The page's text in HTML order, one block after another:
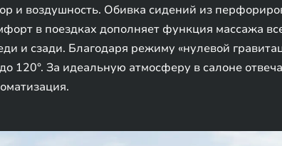
и воздушность. Обивка сидений из
в поездках дополняет функция массажа
и сзади. Благодаря режиму «нулевой
120°. За идеальную атмосферу в салоне